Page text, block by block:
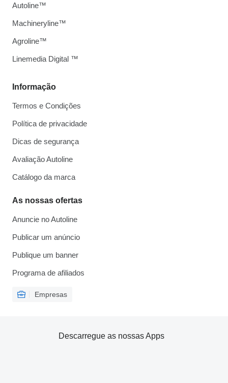
Informação
Termos e Condições
Política de privacidade
Dicas de segurança
Avaliação Autoline
Catálogo da marca
As nossas ofertas
Anuncie no Autoline
Publicar um anúncio
Publique um banner
Programa de afiliados
Empresas
Autoline™
Machineryline™
Agroline™
Linemedia Digital ™
Descarregue as nossas Apps